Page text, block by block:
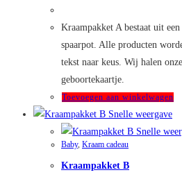
Kraampakket A bestaat uit
spaarpot. Alle producten
tekst naar keus. Wij halen
geboortekaartje.
Toevoegen aan winkelwagen
Snelle weergave
Snelle
Baby, Kraam cadeau
Kraampakket B